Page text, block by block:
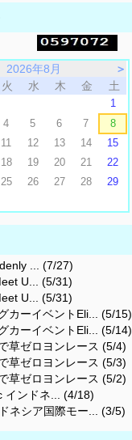
2026年8月
＞
火 水 木 金 土
1
4 5 6 7
8
11 12 13 14
15
18 19 20 21
22
25 26 27 28
29
... (7/27)
U... (5/31)
U... (5/31)
カーイベントEli... (5/15)
カーイベントEli... (5/14)
草ゼロヨンレース (5/4)
草ゼロヨンレース (5/3)
草ゼロヨンレース (5/2)
インドネ... (4/18)
ネシア国際モー... (3/5)